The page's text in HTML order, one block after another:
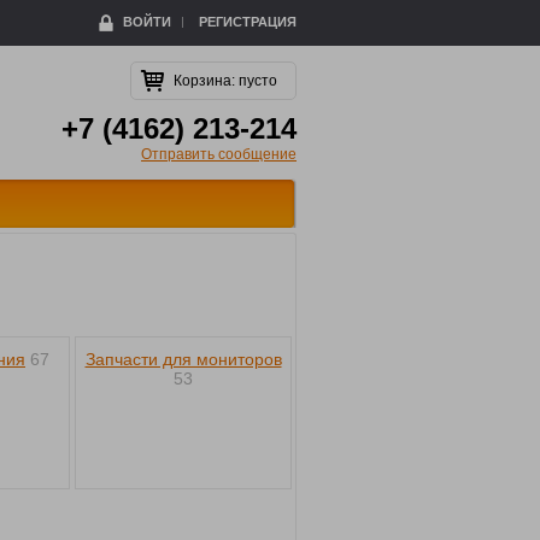
ВОЙТИ РЕГИСТРАЦИЯ
Корзина: пусто
+7 (4162) 213-214
Отправить сообщение
67
Запчасти для мониторов
53